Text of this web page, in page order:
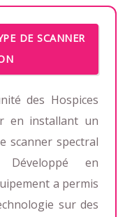
DE SCANNER
des Hospices
en installant un
scanner spectral
Développé en
a permis
sur des